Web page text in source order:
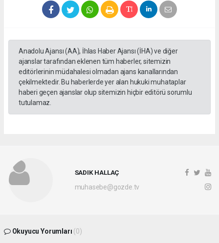
Anadolu Ajansı (AA), İhlas Haber Ajansı (İHA) ve diğer
ajanslar tarafından eklenen tüm haberler, sitemizin
editörlerinin müdahalesi olmadan ajans kanallarından
çekilmektedir. Bu haberlerde yer alan hukuki muhataplar
haberi geçen ajanslar olup sitemizin hiçbir editörü sorumlu
tutulamaz.
SADIK HALLAÇ
muhasebe@gozde.tv
Okuyucu Yorumları (0)